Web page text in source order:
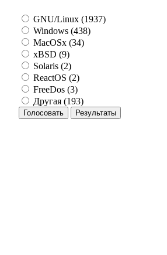
GNU/Linux (1937)
Windows (438)
MacOSx (34)
xBSD (9)
Solaris (2)
ReactOS (2)
FreeDos (3)
Другая (193)